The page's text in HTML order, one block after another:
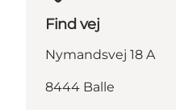
Find vej
Nymandsvej 18 A
8444 Balle